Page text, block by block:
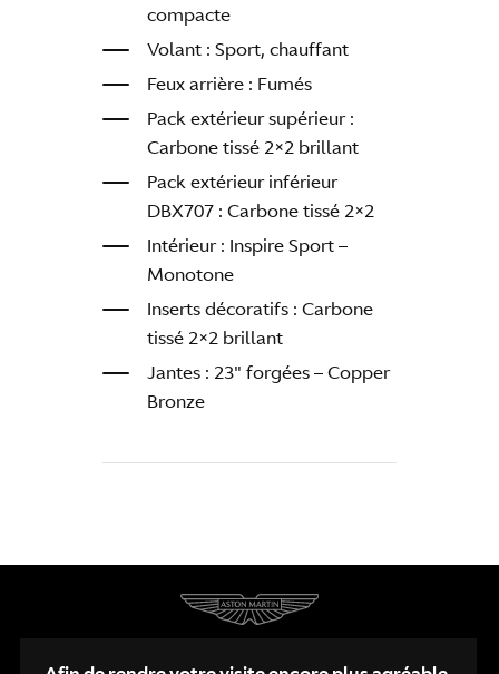
compacte
Volant : Sport, chauffant
Feux arrière : Fumés
Pack extérieur supérieur :
Carbone tissé 2×2 brillant
Pack extérieur inférieur
DBX707 : Carbone tissé 2×2
Intérieur : Inspire Sport –
Monotone
Inserts décoratifs : Carbone
tissé 2×2 brillant
Jantes : 23″ forgées – Copper
Bronze